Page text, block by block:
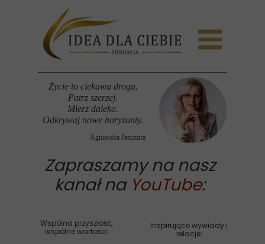
Inspirujące wywiady i
relacje:
Wspólna przyszłość,
wspólne wartości
Zapraszamy na nasz
kanał na YouTube:
Życie to ciekawa droga.
Patrz szerzej.
Mierz daleko.
Odkrywaj nowe horyzonty.
Agnieszka Janczura